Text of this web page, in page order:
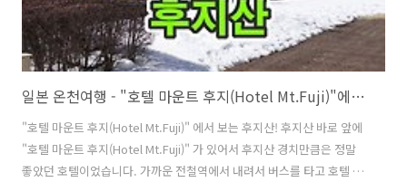
일본 온천여행 - "호텔 마운트 후지(Hotel Mt.Fuji)"에서 보는 후지산
"호텔 마운트 후지(Hotel Mt.Fuji)" 에서 보는 후지산! 후지산 바로 앞에
"호텔 마운트 후지(Hotel Mt.Fuji)" 가 있어서 후지산 경치만큼은 정말
좋았던 호텔이었습니다. 가까운 전철역에서 내려서 버스를 타고 호텔 마